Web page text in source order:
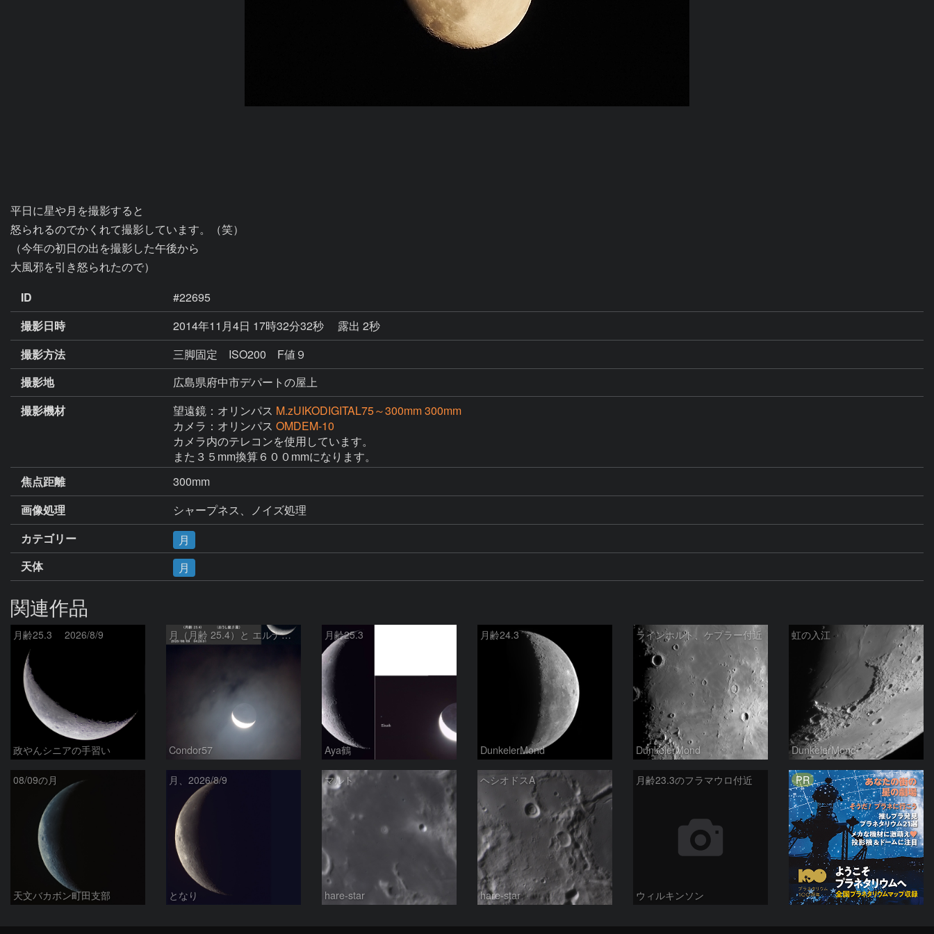
平日に星や月を撮影すると
怒られるのでかくれて撮影しています。（笑）
（今年の初日の出を撮影した午後から
大風邪を引き怒られたので）
ID
#22695
撮影日時
2014年11月4日 17時32分32秒
露出 2秒
撮影方法
三脚固定 ISO200 F値９
撮影地
広島県府中市デパートの屋上
撮影機材
望遠鏡：オリンパス M.zUIKODIGITAL75～300mm 300mm
カメラ：オリンパス OMDEM-10
カメラ内のテレコンを使用しています。
また３５mm換算６００mmになります。
焦点距離
300mm
画像処理
シャープネス、ノイズ処理
カテゴリー
月
天体
月
関連作品
月齢25.3 2026/8/9
政やんシニアの手習い
月（月齢 25.4）と エルナト（おうし座β星）
Condor57
月齢25.3
Aya鶴
月齢24.3
DunkelerMond
ラインホルト、ケプラー付近
DunkelerMond
虹の入江
DunkelerMond
08/09の月
天文バカボン町田支部
月、2026/8/9
となり
マルト
hare-star
ヘシオドスA
hare-star
月齢23.3のフラマウロ付近
ウィルキンソン
PR